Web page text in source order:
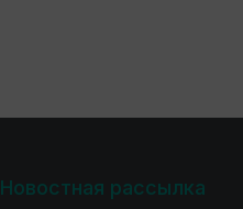
Новостная рассылка